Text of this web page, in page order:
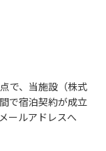
で、当施設（株式
で宿泊契約が成立
ールアドレスへ